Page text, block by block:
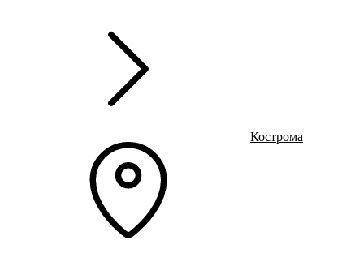
Кострома